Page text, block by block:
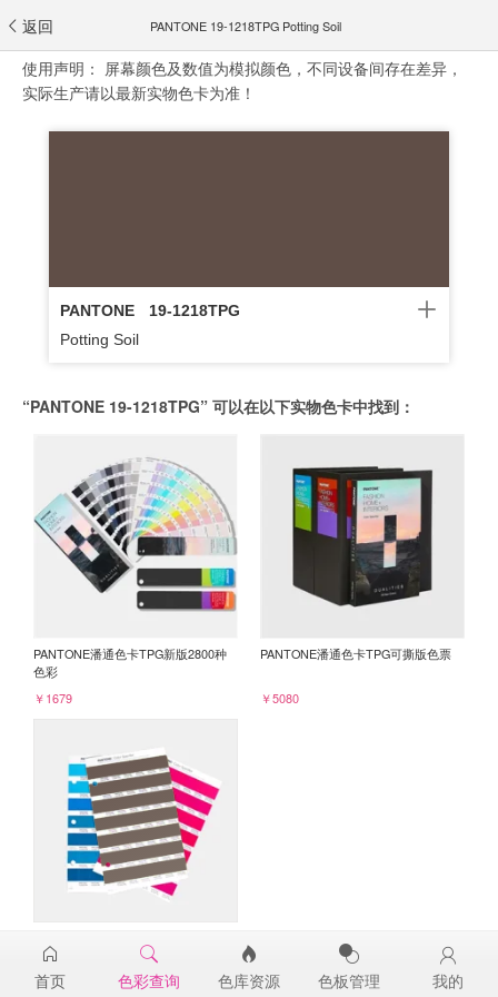
返回 PANTONE 19-1218TPG Potting Soil
使用声明： 屏幕颜色及数值为模拟颜色，不同设备间存在差异，
实际生产请以最新实物色卡为准！
PANTONE
19-1218TPG
Potting Soil
“PANTONE 19-1218TPG” 可以在以下实物色卡中找到：
PANTONE潘通色卡TPG新版2800种
色彩
￥1679
PANTONE潘通色卡TPG可撕版色票
￥5080
19-1218TPG
￥98
首页 色彩查询 色库资源 色板管理 我的